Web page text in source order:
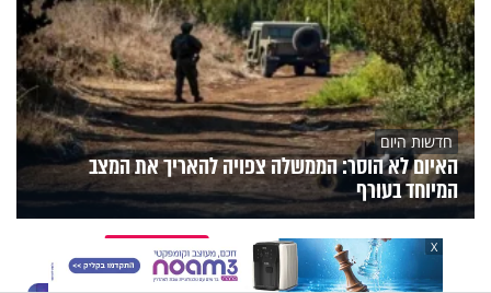
חדשות היום
האיום לא הוסר: הממשלה צפויה להאריך את המצב
המיוחד בעורף
הנצפיםפעילות הידברותתוכניות הערוץ X